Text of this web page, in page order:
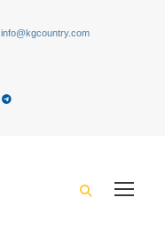
info@kgcountry.com